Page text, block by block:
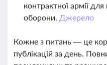
контрактної армії
оборони. Джерело
Кожне з питань — це
публікацій за день.